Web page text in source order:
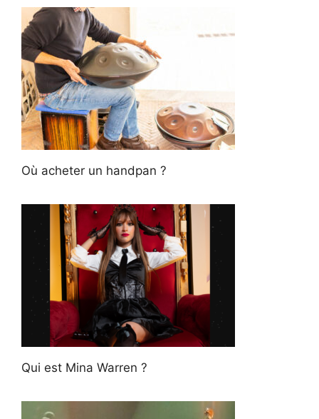
Où acheter un handpan ?
Qui est Mina Warren ?